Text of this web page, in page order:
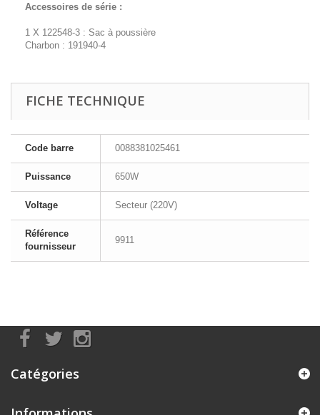
Accessoires de série :
1 X 122548-3 : Sac à poussière
Charbon : 191940-4
FICHE TECHNIQUE
Code barre 0088381025461
Puissance 650W
Voltage Secteur (220V)
Référence
fournisseur
9911
Catégories